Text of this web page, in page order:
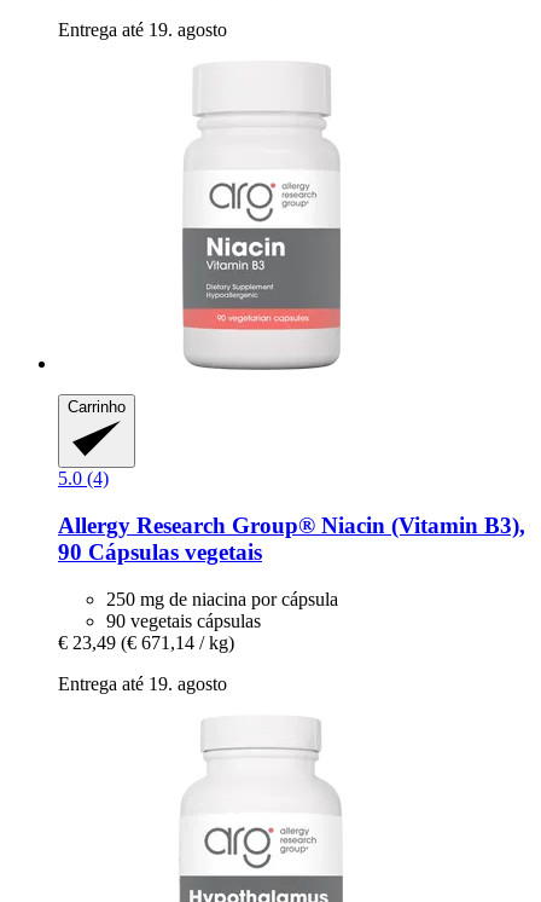
Entrega até 19. agosto
Carrinho
5.0 (4)
Allergy Research Group® Niacin (Vitamin B3),
90 Cápsulas vegetais
250 mg de niacina por cápsula
90 vegetais cápsulas
€ 23,49 (€ 671,14 / kg)
Entrega até 19. agosto